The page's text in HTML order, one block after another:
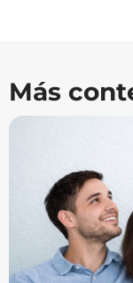
Más